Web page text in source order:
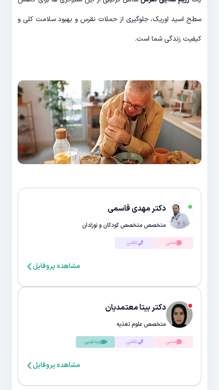
سطح اسید اوریک، جلوگیری از حملات نقرس و بهبود سلامت کلی و
کیفیت زندگی شما است.
دکتر مهدی قاسمی
متخصص متخصص کودکان و نوزادان
متنی تلفنی
مشاهده پروفایل
دکتر بیتا معتمدیان
متخصص علوم تغذیه
متنی تلفنی ویدئویی
مشاهده پروفایل